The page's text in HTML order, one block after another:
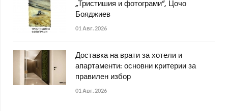
„Тристишия и фотограми“, Цочо
Бояджиев
01 Авг. 2026
Доставка на врати за хотели и
апартаменти: основни критерии за
правилен избор
01 Авг. 2026